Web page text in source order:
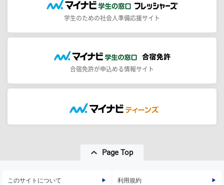
学生のための社会人準備応援サイト
合宿免許が申込める情報サイト
Page Top
このサイトについて 利用規約